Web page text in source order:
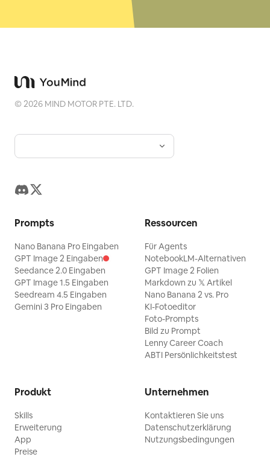
©2026 MIND MOTOR PTE. LTD.
Prompts
Nano Banana Pro Eingaben
GPT Image 2 Eingaben
Seedance 2.0 Eingaben
GPT Image 1.5 Eingaben
Seedream 4.5 Eingaben
Gemini 3 Pro Eingaben
Ressourcen
Für Agents
NotebookLM-Alternativen
GPT Image 2 Folien
Markdown zu 𝕏 Artikel
Nano Banana 2 vs. Pro
KI-Fotoeditor
Foto-Prompts
Bild zu Prompt
Lenny Career Coach
ABTI Persönlichkeitstest
Produkt
Skills
Erweiterung
App
Preise
Unternehmen
Kontaktieren Sie uns
Datenschutzerklärung
Nutzungsbedingungen